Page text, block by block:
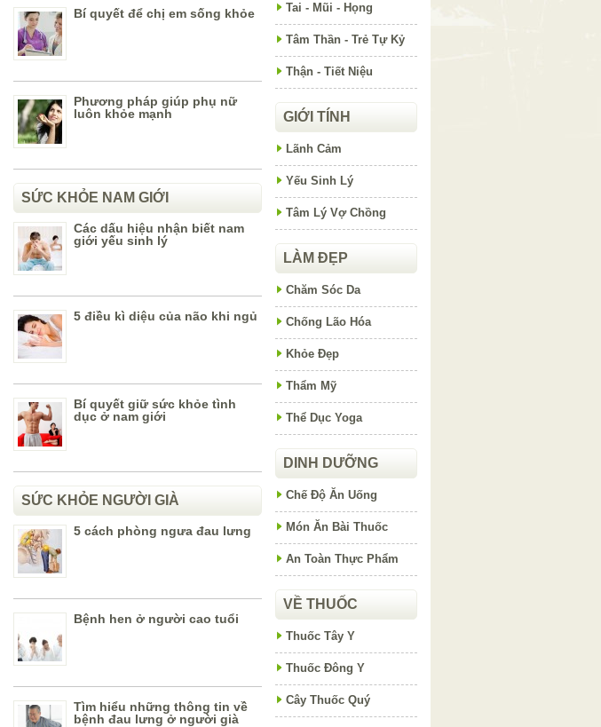
Bí quyết để chị em sống khỏe
Phương pháp giúp phụ nữ
luôn khỏe mạnh
SỨC KHỎE NAM GIỚI
Các dấu hiệu nhận biết nam
giới yếu sinh lý
5 điều kì diệu của não khi ngủ
Bí quyết giữ sức khỏe tình
dục ở nam giới
SỨC KHỎE NGƯỜI GIÀ
5 cách phòng ngưa đau lưng
Bệnh hen ở người cao tuổi
Tìm hiểu những thông tin về
bệnh đau lưng ở người già
Tai - Mũi - Họng
Tâm Thần - Trẻ Tự Kỷ
Thận - Tiết Niệu
GIỚI TÍNH
Lãnh Cảm
Yếu Sinh Lý
Tâm Lý Vợ Chồng
LÀM ĐẸP
Chăm Sóc Da
Chống Lão Hóa
Khỏe Đẹp
Thẩm Mỹ
Thể Dục Yoga
DINH DƯỠNG
Chế Độ Ăn Uống
Món Ăn Bài Thuốc
An Toàn Thực Phẩm
VỀ THUỐC
Thuốc Tây Y
Thuốc Đông Y
Cây Thuốc Quý